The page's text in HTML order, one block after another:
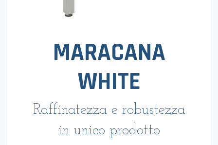
MARACANA
WHITE
Raffinatezza e robustezza
in unico prodotto